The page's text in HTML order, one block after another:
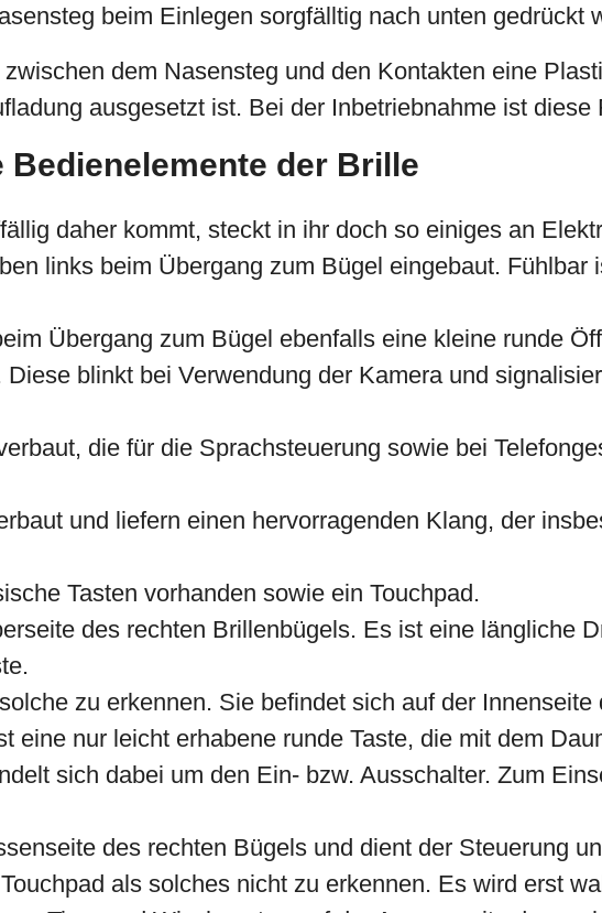
beim Einlegen sorgfälltig nach unten gedrückt
dem Nasensteg und den Kontakten eine
ausgesetzt ist. Bei der Inbetriebnahme ist diese
der Brille
daher kommt, steckt in ihr doch so einiges an
links beim Übergang zum Bügel eingebaut. Fühlbar
Übergang zum Bügel ebenfalls eine kleine runde
blinkt bei Verwendung der Kamera und
die für die Sprachsteuerung sowie bei
und liefern einen hervorragenden Klang, der
Tasten vorhanden sowie ein Touchpad.
des rechten Brillenbügels. Es ist eine längliche
zu erkennen. Sie befindet sich auf der
eine nur leicht erhabene runde Taste, die mit dem
sich dabei um den Ein- bzw. Ausschalter. Zum
des rechten Bügels und dient der Steuerung
als solches nicht zu erkennen. Es wird erst